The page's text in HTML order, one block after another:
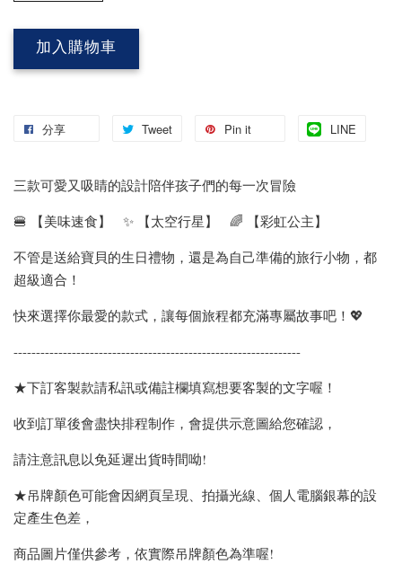
加入購物車
分享 Tweet Pin it LINE
三款可愛又吸睛的設計陪伴孩子們的每一次冒險
🍔 【美味速食】 ✨ 【太空行星】 🌈 【彩虹公主】
不管是送給寶貝的生日禮物，還是為自己準備的旅行小物，都
超級適合！
快來選擇你最愛的款式，讓每個旅程都充滿專屬故事吧！💖
----------------------------------------------------------------
★下訂客製款請私訊或備註欄填寫想要客製的文字喔！
收到訂單後會盡快排程制作，會提供示意圖給您確認，
請注意訊息以免延遲出貨時間呦!
★吊牌顏色可能會因網頁呈現、拍攝光線、個人電腦銀幕的設
定產生色差，
商品圖片僅供參考，依實際吊牌顏色為準喔!